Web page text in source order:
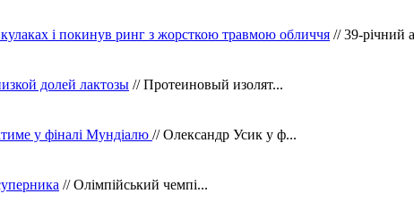
і покинув ринг з жорсткою травмою обличчя // 39-річний
долей лактозы // Протеиновый изолят...
у фіналі Мундіалю // Олександр Усик у ф...
// Олімпійський чемпі...